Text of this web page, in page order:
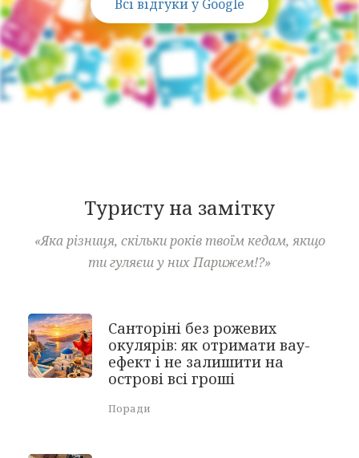
Всі відгуки у Google
Туристу на замітку
«Яка різниця, скільки років твоїм кедам, якщо
ти гуляєш у них Парижем!?»
Санторіні без рожевих
окулярів: як отримати вау-
ефект і не залишити на
острові всі гроші
Поради